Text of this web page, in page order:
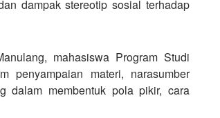
dampak stereotip sosial terhadap
mahasiswa Program Studi
penyampaian materi, narasumber
dalam membentuk pola pikir, cara